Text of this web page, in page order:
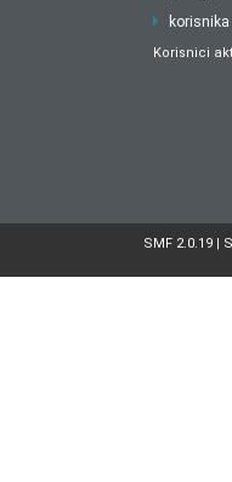
korisnika
Korisnici
SMF 2.0.19|